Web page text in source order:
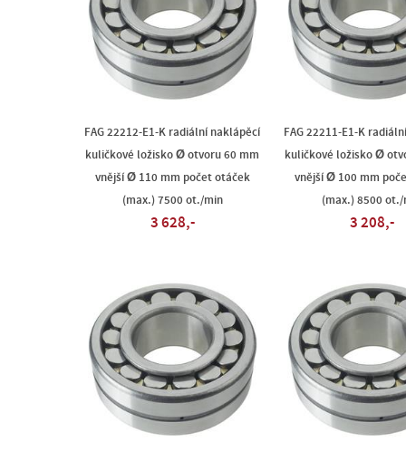
FAG 22212-E1-K radiální naklápěcí
kuličkové ložisko Ø otvoru 60 mm
vnější Ø 110 mm počet otáček
(max.) 7500 ot./min
3 628,-
FAG 22211-E1-K
kuličkové ložisko Ø
vnější Ø 100 mm
(max.) 8500 ot./
3 208,-